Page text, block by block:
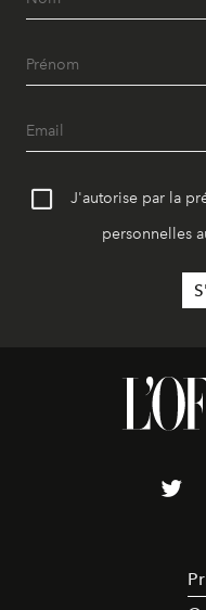
J'autorise par la
personnelles